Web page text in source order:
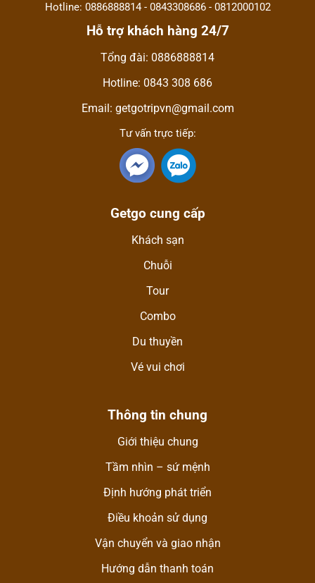
Hotline: 0886888814 - 0843308686 - 0812000102
Hỗ trợ khách hàng 24/7
Tổng đài: 0886888814
Hotline: 0843 308 686
Email: getgotripvn@gmail.com
Tư vấn trực tiếp:
Getgo cung cấp
Khách sạn
Chuỗi
Tour
Combo
Du thuyền
Vé vui chơi
Thông tin chung
Giới thiệu chung
Tầm nhìn – sứ mệnh
Định hướng phát triển
Điều khoản sử dụng
Vận chuyển và giao nhận
Hướng dẫn thanh toán